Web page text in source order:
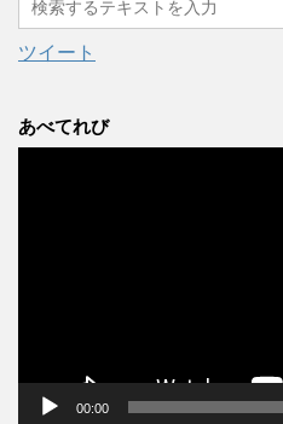
ブ
ツイート
あべてれび
00:00